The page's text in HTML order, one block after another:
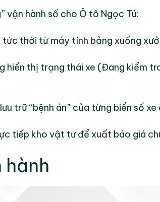
vận hành số cho Ô tô Ngọc Tú:
tức thời từ máy tính bảng xuống
hiển thị trạng thái xe (Đang kiểm
trữ “bệnh án” của từng biển số
tiếp kho vật tư để xuất báo giá
hành